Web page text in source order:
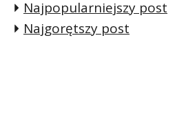
Najpopularniejszy post
Najgorętszy post